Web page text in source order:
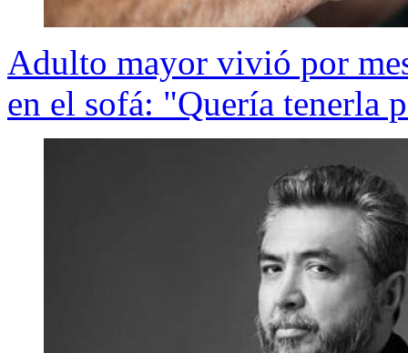
Adulto mayor vivió por
en el sofá: "Quería tenerla